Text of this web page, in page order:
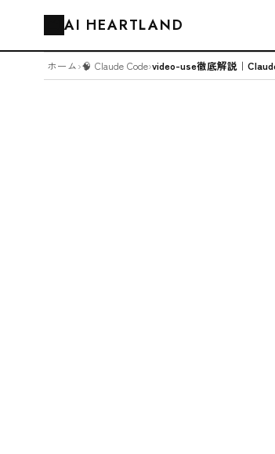
AI HEARTLAND
ホーム›🧠 Claude Code›